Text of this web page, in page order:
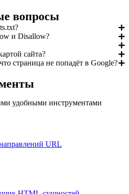
вопросы
и Disallow?
сайта?
страница не попадёт в Google?
удобными инструментами
URL